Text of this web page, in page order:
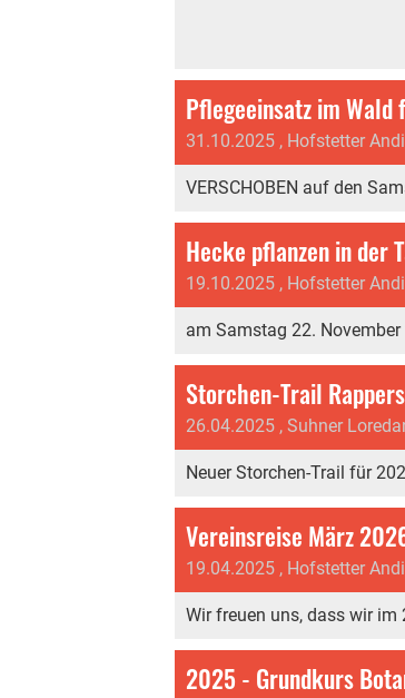
Pflegeeinsatz im Wald
31.10.2025 , Hofstetter Andi
VERSCHOBEN auf den
Hecke pflanzen in der
19.10.2025 , Hofstetter Andi
am Samstag 22.
Storchen-Trail
26.04.2025 , Suhner
Neuer Storchen-Trail für
Vereinsreise März
19.04.2025 , Hofstetter Andi
Wir freuen uns, dass wir im
2025 - Grundkurs